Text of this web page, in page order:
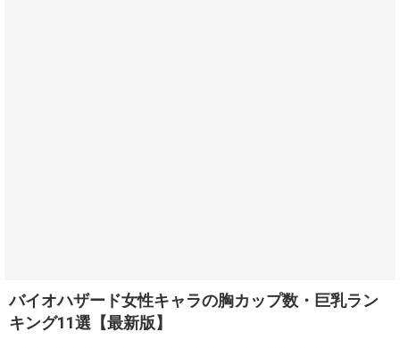
バイオハザード女性キャラの胸カップ数・巨乳ラン
キング11選【最新版】